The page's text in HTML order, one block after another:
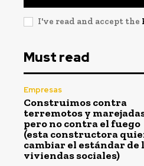
I've read and accept the
Must read
Empresas
Construimos contra
terremotos y
pero no contra el fuego
(esta constructora
cambiar el estándar de
viviendas sociales)